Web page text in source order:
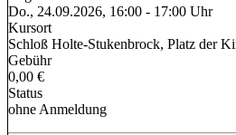
Do., 24.09.2026, 16:00 - 17:00 Uhr
Kursort
Schloß Holte-Stukenbrock, Platz der
Gebühr
0,00 €
Status
ohne Anmeldung